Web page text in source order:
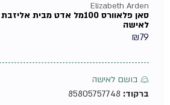
Elizabeth Arden
סאן פלאוורס 100מל אדט מבית
לאישה
₪79
♀ בושם לאישה
ברקוד:85805757748